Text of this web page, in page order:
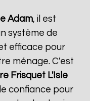
Adam, il est
système de
efficace pour
ménage. C'est
Frisquet L'Isle
confiance pour